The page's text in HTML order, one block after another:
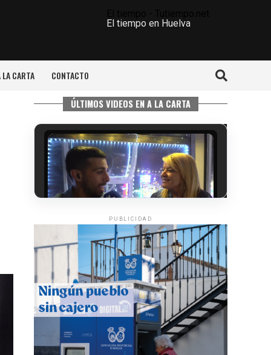
El tiempo en Huelva
LA CARTA CONTACTO
ÚLTIMOS VIDEOS EN A LA CARTA
5º DÍA DE LAS FIESTAS COLOMBINAS
2026
·Huelvatv
PUBLICIDAD